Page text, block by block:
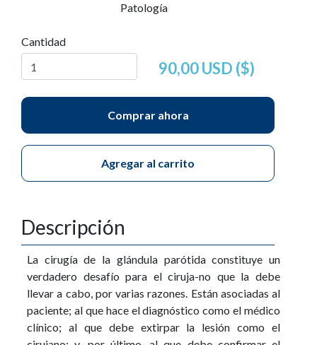
Patología
Cantidad
90,00 USD ($)
Comprar ahora
Agregar al carrito
Descripción
La cirugía de la glándula parótida constituye un
verdadero desafío para el ciruja-no que la debe
llevar a cabo, por varias razones. Están asociadas al
paciente; al que hace el diagnóstico como el médico
clínico; al que debe extirpar la lesión como el